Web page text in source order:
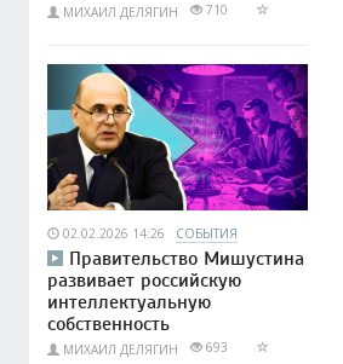
МИХАИЛ ДЕЛЯГИН 710
02.02.2026 14:26 СОБЫТИЯ
Правительство Мишустина
развивает российскую
интеллектуальную
собственность
МИХАИЛ ДЕЛЯГИН 693